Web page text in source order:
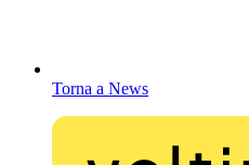
Torna a News